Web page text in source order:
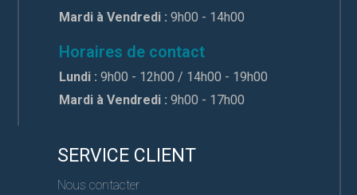
Mardi à Vendredi : 9h00 - 14h00
Horaires de contact
Lundi : 9h00 - 12h00 / 14h00 - 19h00
Mardi à Vendredi : 9h00 - 17h00
SERVICE CLIENT
Nous contacter